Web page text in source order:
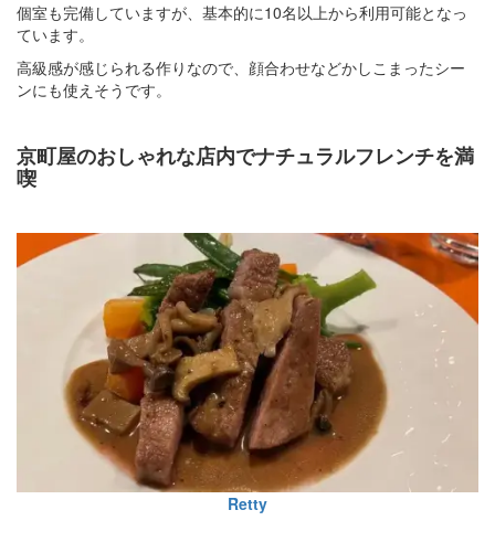
個室も完備していますが、基本的に10名以上から利用可能となっ
ています。
高級感が感じられる作りなので、顔合わせなどかしこまったシー
ンにも使えそうです。
京町屋のおしゃれな店内でナチュラルフレンチを満
喫
Retty